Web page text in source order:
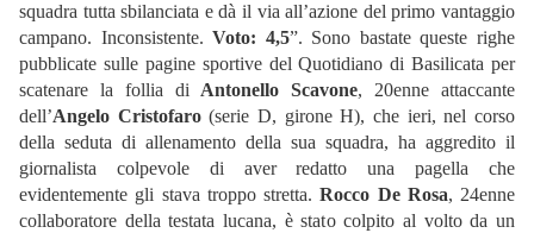
squadra tutta sbilanciata e dà il via all’azione del primo vantaggio
campano. Inconsistente.Voto: 4,5”. Sono bastate queste righe
pubblicate sulle pagine sportive del Quotidiano di Basilicata per
scatenare la follia di Antonello Scavone, 20enne attaccante
dell’Angelo Cristofaro(serie D, girone H), che ieri, nel corso
della seduta di allenamento della sua squadra, ha aggredito il
giornalista colpevole di aver redatto una pagella che
evidentemente gli stava troppo stretta.Rocco De Rosa, 24enne
collaboratore della testata lucana, è stato colpito al volto da un